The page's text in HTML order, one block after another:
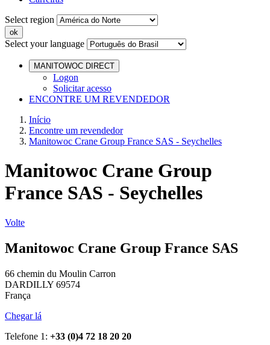
Select region
Select your language
MANITOWOC DIRECT
Logon
Solicitar acesso
ENCONTRE UM REVENDEDOR
Início
Encontre um revendedor
Manitowoc Crane Group France SAS - Seychelles
Manitowoc Crane Group
France SAS - Seychelles
Volte
Manitowoc Crane Group France SAS
66 chemin du Moulin Carron
DARDILLY 69574
França
Chegar lá
Telefone 1: +33 (0)4 72 18 20 20